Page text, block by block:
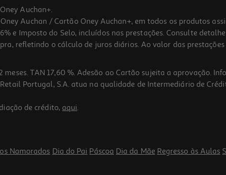
Auchan+.
Auchan / Cartão Oney Auchan+, em todos os produtos
e Imposto do Selo, incluídos nas prestações. Consulte detalhe
refletindo o cálculo de juros diários. Ao valor das
TAN 17,60 %. Adesão ao Cartão sujeita a aprovação.
Portugal, S.A. atua na qualidade de Intermediário de
de crédito, aqui.
Namorados Dia do Pai Páscoa Dia da Mãe Regresso às Aulas